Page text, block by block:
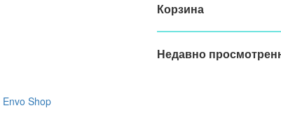
Корзина
Недавно
Envo Shop